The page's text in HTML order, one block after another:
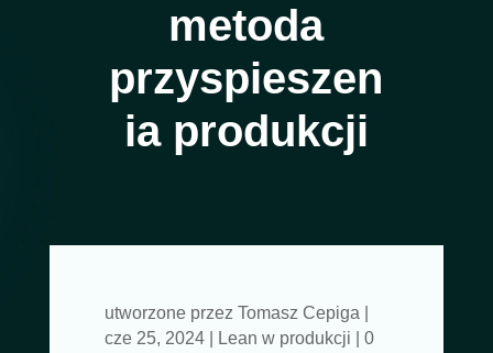
metoda
przyspieszen
ia produkcji
utworzone przez Tomasz Cepiga
cze 25, 2024| Lean w produkcji
0